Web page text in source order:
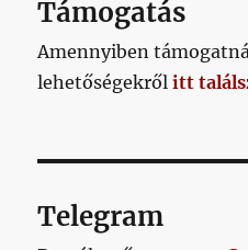
Támogatás
Amennyiben
lehetőségekrőlitt
Telegram